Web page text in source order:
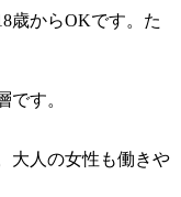
歳からOKです。た
です。
大人の女性も働きや